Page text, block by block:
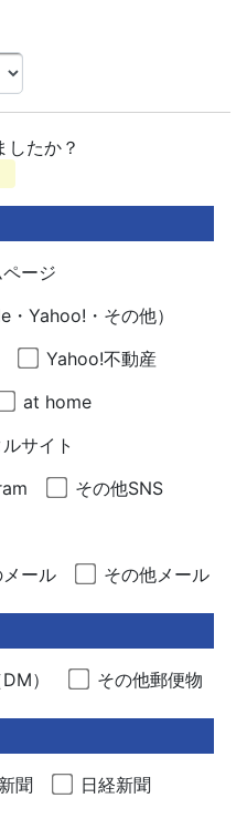
したか？
ージ
Yahoo!・その他）
Yahoo!不動産
at home
サイト
その他SNS
ール
その他メール
） その他郵便物
聞
日経新聞